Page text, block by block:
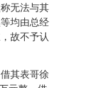
无法与其
均由总经
故不予认
其表哥徐